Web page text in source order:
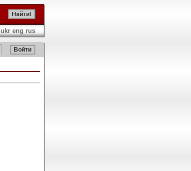
ukr eng rus